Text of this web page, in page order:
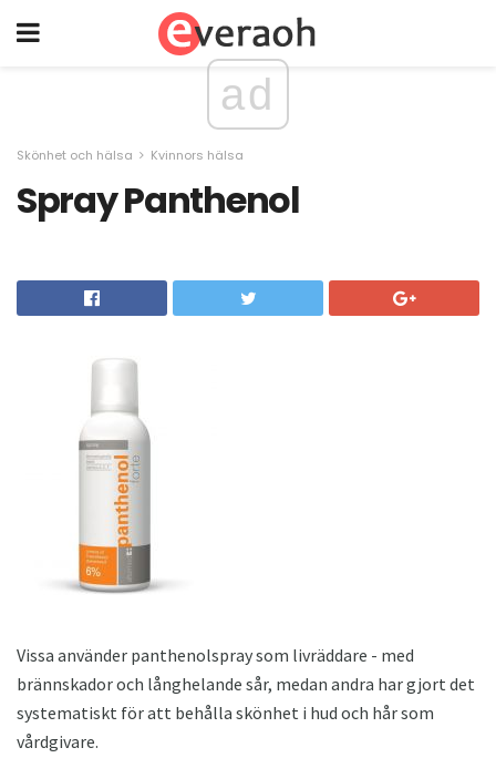
ad
Skönhet och hälsa Kvinnors hälsa
Spray Panthenol
Vissa använder panthenolspray som livräddare - med
brännskador och långhelande sår, medan andra har gjort det
systematiskt för att behålla skönhet i hud och hår som
vårdgivare.